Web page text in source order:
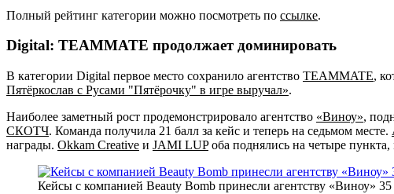
Полный рейтинг категории можно посмотреть по ссылке.
Digital: TEAMMATE продолжает доминировать
В категории Digital первое место сохранило агентство TEAMMATE,
Пятёркослав с Русами "Пятёрочку" в игре выручал».
Наиболее заметный рост продемонстрировало агентство «Виноу»,
СКОТЧ. Команда получила 21 балл за кейс и теперь на седьмом месте.
награды. Okkam Creative и JAMI LUPоба поднялись на четыре пункта,
Кейсы с компанией Beauty Bomb принесли агентству «Виноу» 35